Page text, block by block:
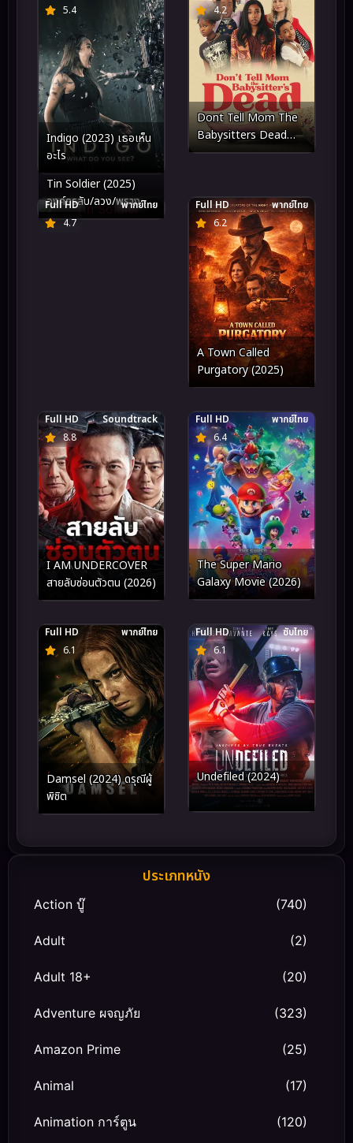
5.4
Indigo (2023) เธอเห็น
อะไร
4.2
Dont Tell Mom The
Babysitters Dead
(2024) พี่เลี้ยงไม่อยู่
4.7
Full HD พากย์ไทย
Tin Soldier (2025)
องค์กรลับ/ลวง/พราง
6.2
Full HD พากย์ไทย
A Town Called
Purgatory (2025)
8.8
Full HD Soundtrack
I AM UNDERCOVER
สายลับซ่อนตัวตน (2026)
6.4
Full HD พากย์ไทย
The Super Mario
Galaxy Movie (2026)
6.1
Full HD พากย์ไทย
Damsel (2024) ดรุณีผู้
พิชิต
6.1
Full HD ซับไทย
Undefiled (2024)
ประเภทหนัง
Action บู๊ (740)
Adult (2)
Adult 18+ (20)
Adventure ผจญภัย (323)
Amazon Prime (25)
Animal (17)
Animation การ์ตูน (120)